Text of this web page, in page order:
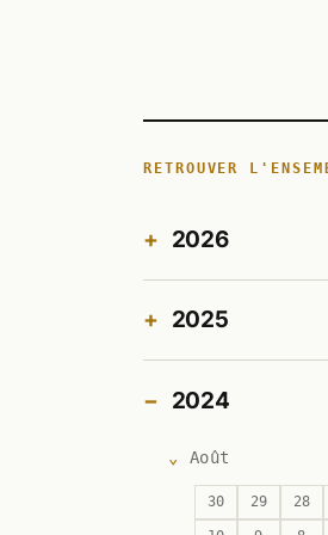
RETROUVER
2026
2025
2024
Août
30 29 28